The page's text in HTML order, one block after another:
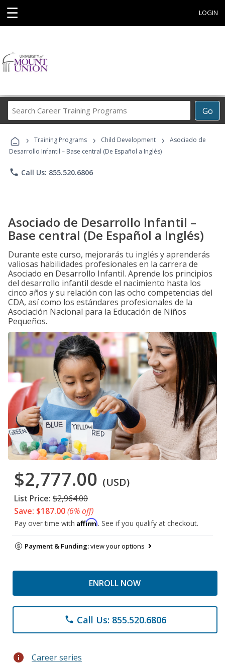
☰ LOGIN
Go
Career
Programs
› Training Programs › Child Development ›
Asociado de
Desarrollo Infantil – Base central (De Español a Inglés)
phone Call Us: 855.520.6806
Asociado de Desarrollo Infantil –
Base central (De Español a Inglés)
Durante este curso, mejorarás tu inglés y aprenderás
valiosas habilidades profesionales en la carrera de
Asociado en Desarrollo Infantil. Aprende los principios
del desarrollo infantil desde el nacimiento hasta los
cinco años y su relación con las ocho competencias del
CDA, así como los estándares profesionales de la
Asociación Nacional para la Educación de Niños
Pequeños.
$2,777.00 (USD)
List Price: $2,964.00
Save: $187.00(6% off)
Pay over time with Affirm. See if you qualify at checkout.
Payment & Funding:view your options
ENROLL NOW
phone Call Us: 855.520.6806
info Career series